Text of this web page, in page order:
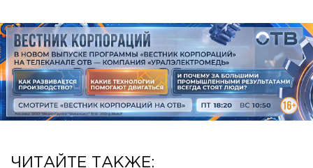
ЧИТАЙТЕ ТАКЖЕ: